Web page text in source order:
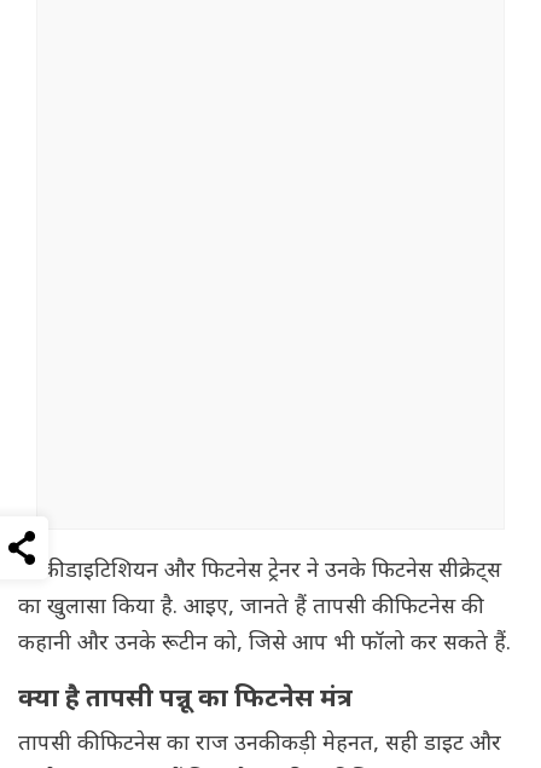
उनकी डाइटिशियन और फिटनेस ट्रेनर ने उनके फिटनेस सीक्रेट्स
का खुलासा किया है. आइए, जानते हैं तापसी की फिटनेस की
कहानी और उनके रूटीन को, जिसे आप भी फॉलो कर सकते हैं.
क्या है तापसी पन्नू का फिटनेस मंत्र
तापसी की फिटनेस का राज उनकी कड़ी मेहनत, सही डाइट और